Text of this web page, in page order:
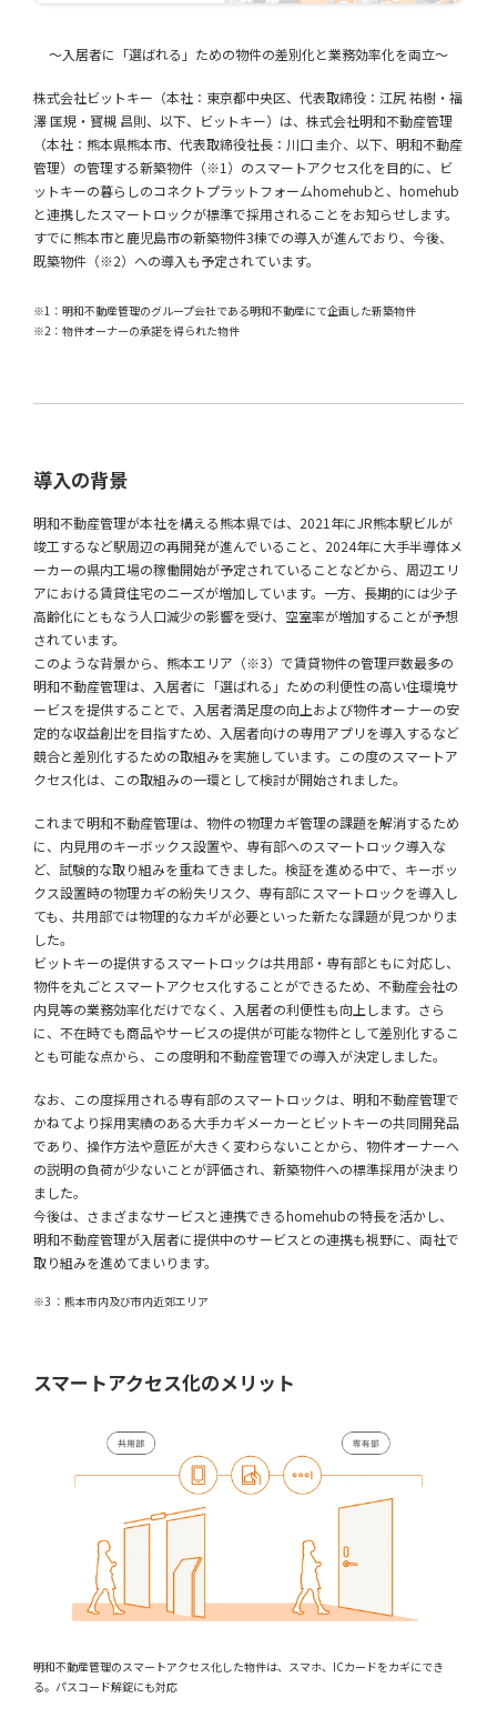
〜入居者に「選ばれる」ための物件の差別化と業務効率化を両立〜
株式会社ビットキー（本社：東京都中央区、代表取締役：江尻 祐樹・福
澤 匡規・寳槻 昌則、以下、ビットキー）は、株式会社明和不動産管理
（本社：熊本県熊本市、代表取締役社長：川口 圭介、以下、明和不動産
管理）の管理する新築物件（※1）のスマートアクセス化を目的に、ビ
ットキーの暮らしのコネクトプラットフォームhomehubと、homehub
と連携したスマートロックが標準で採用されることをお知らせします。
すでに熊本市と鹿児島市の新築物件3棟での導入が進んでおり、今後、
既築物件（※2）への導入も予定されています。
※1：明和不動産管理のグループ会社である明和不動産にて企画した新築物件
※2：物件オーナーの承諾を得られた物件
導入の背景
明和不動産管理が本社を構える熊本県では、2021年にJR熊本駅ビルが
竣工するなど駅周辺の再開発が進んでいること、2024年に大手半導体メ
ーカーの県内工場の稼働開始が予定されていることなどから、周辺エリ
アにおける賃貸住宅のニーズが増加しています。一方、長期的には少子
高齢化にともなう人口減少の影響を受け、空室率が増加することが予想
されています。
このような背景から、熊本エリア（※3）で賃貸物件の管理戸数最多の
明和不動産管理は、入居者に「選ばれる」ための利便性の高い住環境サ
ービスを提供することで、入居者満足度の向上および物件オーナーの安
定的な収益創出を目指すため、入居者向けの専用アプリを導入するなど
競合と差別化するための取組みを実施しています。この度のスマートア
クセス化は、この取組みの一環として検討が開始されました。
これまで明和不動産管理は、物件の物理カギ管理の課題を解消するため
に、内見用のキーボックス設置や、専有部へのスマートロック導入な
ど、試験的な取り組みを重ねてきました。検証を進める中で、キーボッ
クス設置時の物理カギの紛失リスク、専有部にスマートロックを導入し
ても、共用部では物理的なカギが必要といった新たな課題が見つかりま
した。
ビットキーの提供するスマートロックは共用部・専有部ともに対応し、
物件を丸ごとスマートアクセス化することができるため、不動産会社の
内見等の業務効率化だけでなく、入居者の利便性も向上します。さら
に、不在時でも商品やサービスの提供が可能な物件として差別化するこ
とも可能な点から、この度明和不動産管理での導入が決定しました。
なお、この度採用される専有部のスマートロックは、明和不動産管理で
かねてより採用実績のある大手カギメーカーとビットキーの共同開発品
であり、操作方法や意匠が大きく変わらないことから、物件オーナーへ
の説明の負荷が少ないことが評価され、新築物件への標準採用が決まり
ました。
今後は、さまざまなサービスと連携できるhomehubの特長を活かし、
明和不動産管理が入居者に提供中のサービスとの連携も視野に、両社で
取り組みを進めてまいります。
※3 ：熊本市内及び市内近郊エリア
スマートアクセス化のメリット
明和不動産管理のスマートアクセス化した物件は、スマホ、ICカードをカギにでき
る。パスコード解錠にも対応